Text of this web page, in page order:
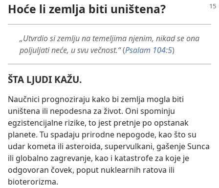
Hoće li zemlja biti uništena?
„Utvrdio si zemlju na temeljima njenim, nikad se ona
poljuljati neće, u svu večnost.“(Psalam 104:5)
ŠTA LJUDI KAŽU.
Naučnici prognoziraju kako bi zemlja mogla biti
uništena ili nepodesna za život. Oni spominju
egzistencijalne rizike, to jest pretnje po opstanak
planete. Tu spadaju prirodne nepogode, kao što su
udar kometa ili asteroida, supervulkani, gašenje Sunca
ili globalno zagrevanje, kao i katastrofe za koje je
odgovoran čovek, poput nuklearnih ratova ili
bioterorizma.